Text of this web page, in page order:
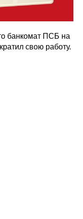
банкомат ПСБ на
свою работу.